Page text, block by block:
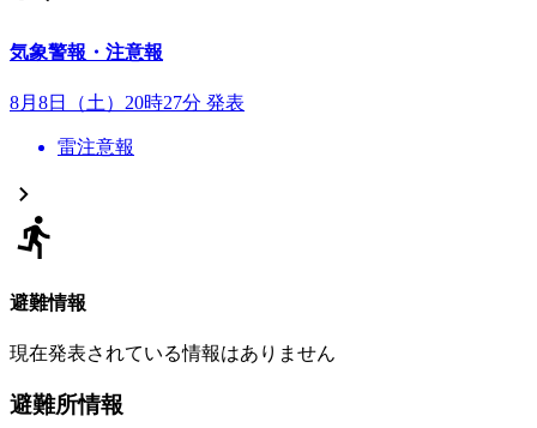
気象警報・注意報
8月8日（土）20時27分 発表
雷注意報
避難情報
現在発表されている情報はありません
避難所情報